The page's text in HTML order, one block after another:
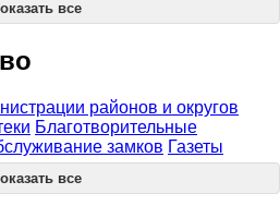
все
районов и округов
Благотворительные
замков Газеты
все